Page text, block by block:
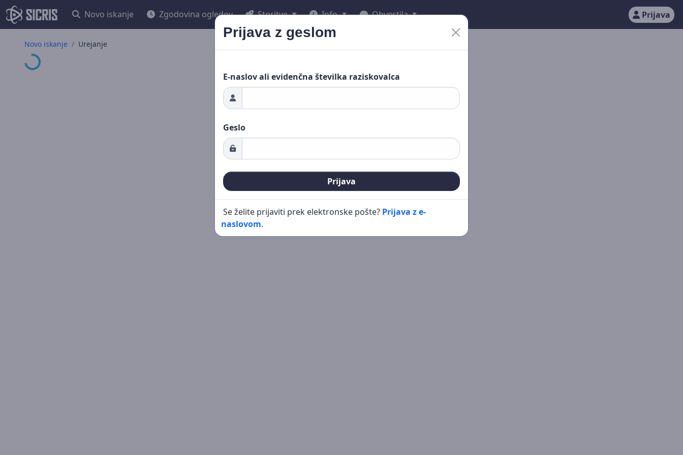
Novo iskanje Zgodovina ogledov Storitve Info Obvestila Prijava
Novo iskanje Urejanje
Nalaganje ... Prijava z geslom
E-naslov ali evidenčna številka raziskovalca
Geslo
Prijava
Se želite prijaviti prek elektronske pošte? Prijava z e-
naslovom.